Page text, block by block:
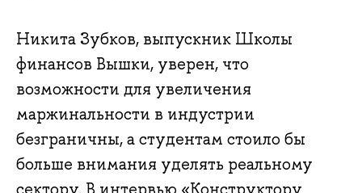
Никита Зубков, выпускник Школы
финансов Вышки, уверен, что
возможности для увеличения
маржинальности в индустрии
безграничны, а студентам стоило бы
больше внимания уделять реальному